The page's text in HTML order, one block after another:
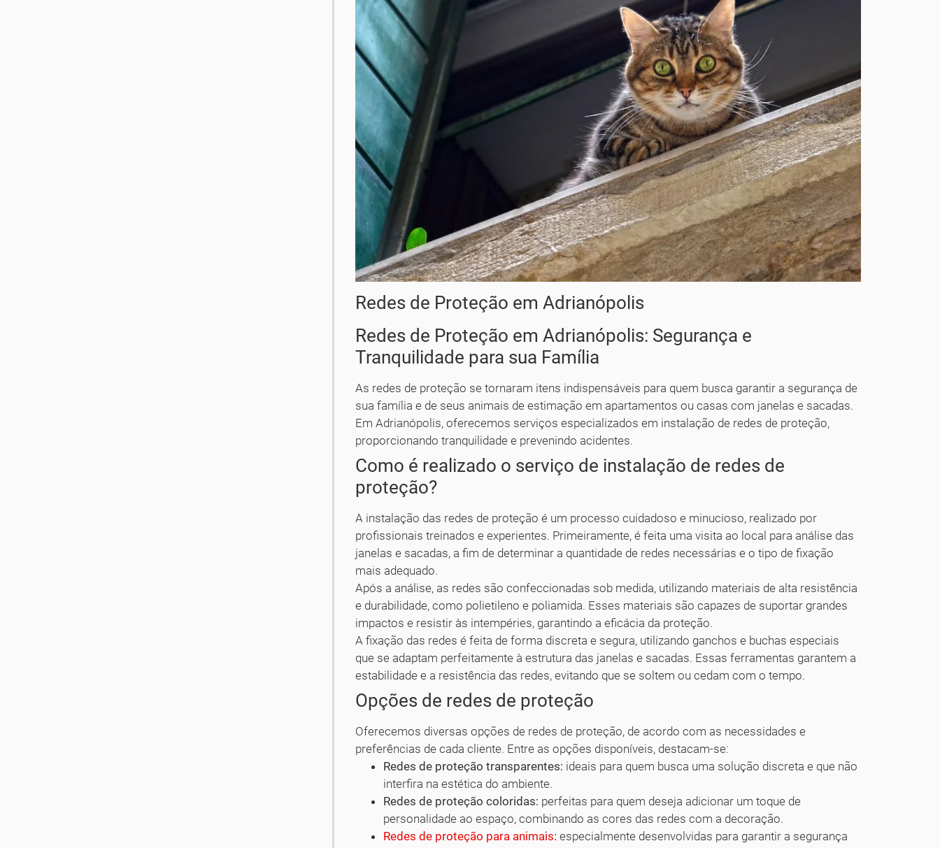
Redes de Proteção em Adrianópolis
Redes de Proteção em Adrianópolis: Segurança e
Tranquilidade para sua Família
As redes de proteção se tornaram itens indispensáveis para quem busca garantir a segurança de
sua família e de seus animais de estimação em apartamentos ou casas com janelas e sacadas.
Em Adrianópolis, oferecemos serviços especializados em instalação de redes de proteção,
proporcionando tranquilidade e prevenindo acidentes.
Como é realizado o serviço de instalação de redes de
proteção?
A instalação das redes de proteção é um processo cuidadoso e minucioso, realizado por
profissionais treinados e experientes. Primeiramente, é feita uma visita ao local para análise das
janelas e sacadas, a fim de determinar a quantidade de redes necessárias e o tipo de fixação
mais adequado.
Após a análise, as redes são confeccionadas sob medida, utilizando materiais de alta resistência
e durabilidade, como polietileno e poliamida. Esses materiais são capazes de suportar grandes
impactos e resistir às intempéries, garantindo a eficácia da proteção.
A fixação das redes é feita de forma discreta e segura, utilizando ganchos e buchas especiais
que se adaptam perfeitamente à estrutura das janelas e sacadas. Essas ferramentas garantem a
estabilidade e a resistência das redes, evitando que se soltem ou cedam com o tempo.
Opções de redes de proteção
Oferecemos diversas opções de redes de proteção, de acordo com as necessidades e
preferências de cada cliente. Entre as opções disponíveis, destacam-se:
Redes de proteção transparentes: ideais para quem busca uma solução discreta e que não
interfira na estética do ambiente.
Redes de proteção coloridas: perfeitas para quem deseja adicionar um toque de
personalidade ao espaço, combinando as cores das redes com a decoração.
Redes de proteção para animais: especialmente desenvolvidas para garantir a segurança